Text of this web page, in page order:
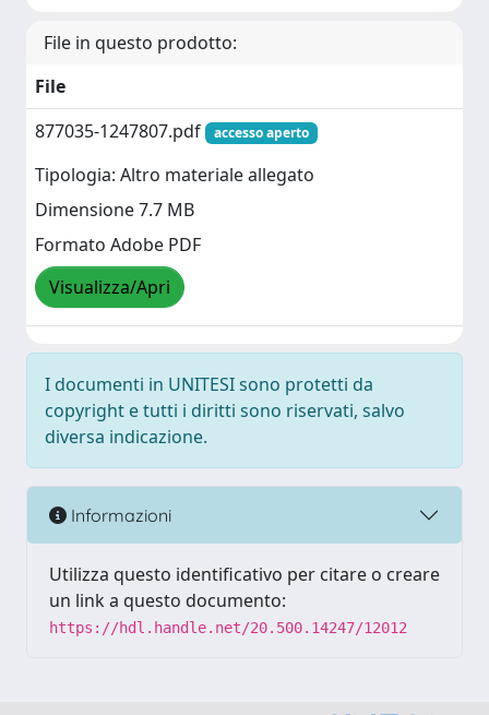
File in questo prodotto:
File
877035-1247807.pdf
accesso aperto
Tipologia: Altro materiale allegato
Dimensione 7.7 MB
Formato Adobe PDF
Visualizza/Apri
I documenti in UNITESI sono protetti da
copyright e tutti i diritti sono riservati, salvo
diversa indicazione.
Informazioni
Utilizza questo identificativo per citare o creare
un link a questo documento:
https://hdl.handle.net/20.500.14247/12012